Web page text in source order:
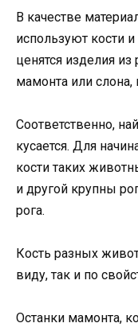
В качестве
используют кости
ценятся изделия
мамонта или слона,
Соответственно,
кусается. Для
кости таких
и другой крупны
рога.
Кость разных
виду, так и по
Останки мамонта,